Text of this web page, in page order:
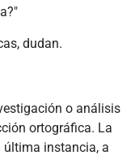
dudan.
o análisis
ortográfica. La
instancia, a